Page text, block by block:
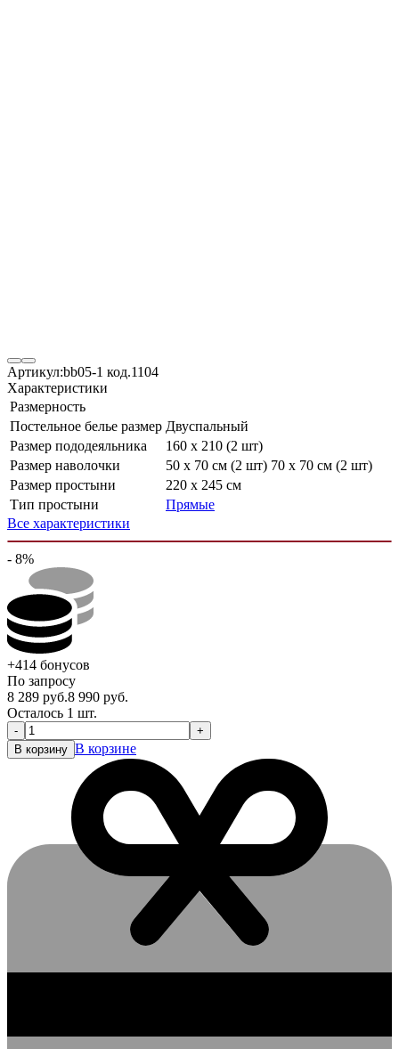
Артикул:bb05-1 код.1104
Характеристики
Размерность
Постельное белье размер Двуспальный
Размер пододеяльника
160 x 210 (2 шт)
Размер наволочки
50 х 70 см (2 шт) 70 х 70 см (2 шт)
Размер простыни
220 х 245 см
Тип простыни
Прямые
Все характеристики
- 8%
+414 бонусов
По запросу
8 289 руб.8 990 руб.
Осталось 1 шт.
-
+
В корзину В корзине